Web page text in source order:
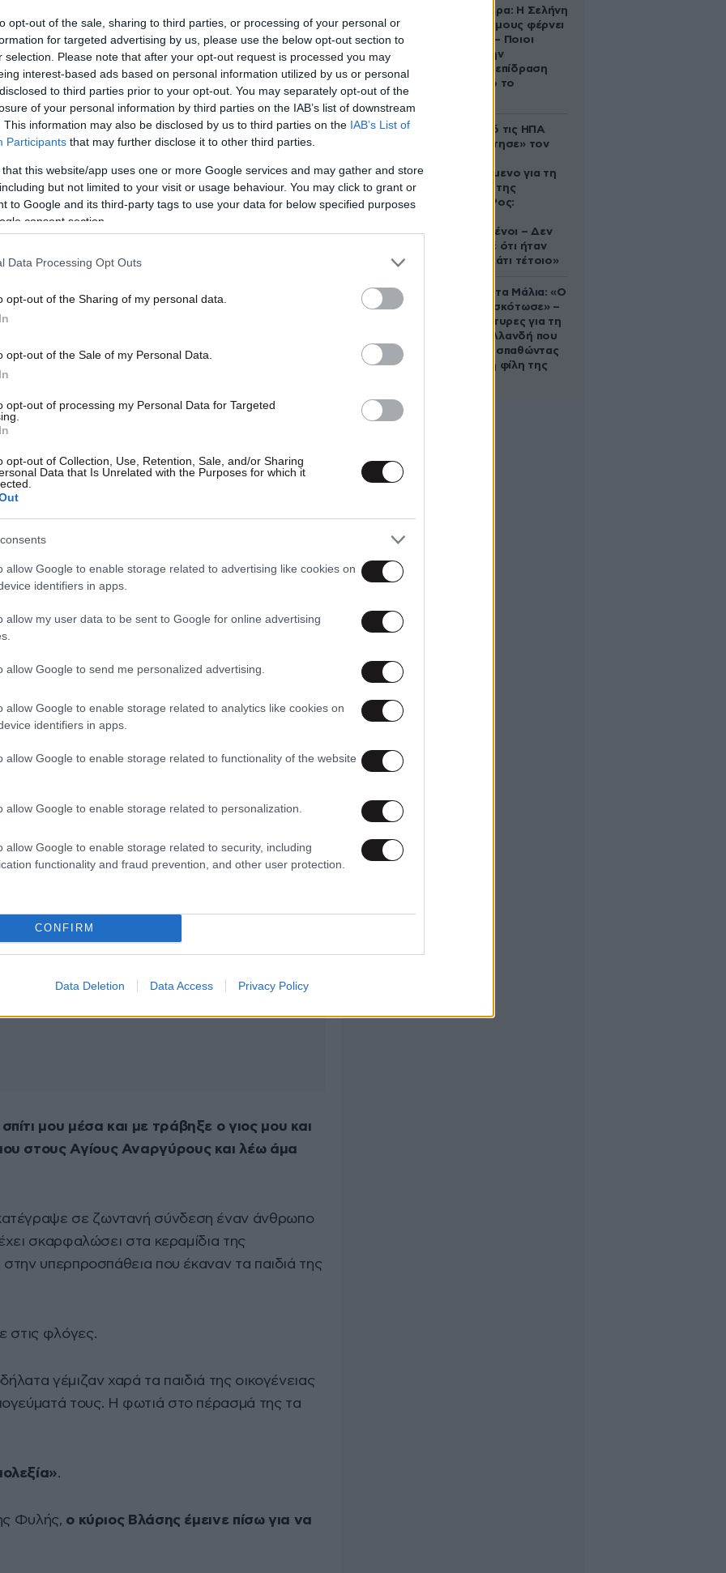
opt-out of the sale, sharing to third parties, or processing of your personal or
for targeted advertising by us, please use the below opt-out section to
selection. Please note that after your opt-out request is processed you may
interest-based ads based on personal information utilized by us or personal
to third parties prior to your opt-out. You may separately opt-out of the
of your personal information by third parties on the IAB’s list of downstream
This information may also be disclosed by us to third parties on the IAB’s List of
Participants that may further disclose it to other third parties.
that this website/app uses one or more Google services and may gather and store
but not limited to your visit or usage behaviour. You may click to grant or
to Google and its third-party tags to use your data for below specified purposes
consent section.
Data Processing Opt Outs
opt-out of the Sharing of my personal data.
opt-out of the Sale of my Personal Data.
opt-out of processing my Personal Data for Targeted
opt-out of Collection, Use, Retention, Sale, and/or Sharing
Data that Is Unrelated with the Purposes for which it
allow Google to enable storage related to advertising like cookies on
identifiers in apps.
allow my user data to be sent to Google for online advertising
allow Google to send me personalized advertising.
allow Google to enable storage related to analytics like cookies on
identifiers in apps.
allow Google to enable storage related to functionality of the website
allow Google to enable storage related to personalization.
allow Google to enable storage related to security, including
functionality and fraud prevention, and other user protection.
CONFIRM
Data Deletion Data Access Privacy Policy
στάχτη
σε σπίτι στη περιοχή της Φυλής που
των ανθρώπων που ζούσαν μέσα σε
δεν το έχω ξαναδεί. Τη φωτιά τη βάλανε
η κυρία Ελένη.
Η κυρία Ελένη δεν ήθελε να αποχωριστεί
όμως για χάρη του γιου της.
μου μέσα και με τράβηξε ο γιος μου και
στους Αγίους Αναργύρους και λέω άμα
σε ζωντανή σύνδεση έναν άνθρωπο
σκαρφαλώσει στα κεραμίδια της
στην υπερπροσπάθεια που έκαναν τα παιδιά της
στις φλόγες.
γέμιζαν χαρά τα παιδιά της οικογένειας
τους. Η φωτιά στο πέρασμά της τα
.
Φυλής, ο κύριος Βλάσης έμεινε πίσω για να
Ζώδια σήμερα: Η Σελήνη
στους Διδύμους φέρνει
ανατροπές – Ποιοι
δέχονται την
ευεργετική επίδραση
του Δία από το
Ζευγάρι από τις ΗΠΑ
που «υιοθέτησε» τον
κατηγορούμενο για τη
δολοφονία της
Ελίζαμπεθ Ρος:
συντετριμμένοι – Δεν
έδειξε ποτέ ότι ήταν
ικανός για κάτι τέτοιο»
Τραγωδία στα Μάλια: «Ο
πανικός τη σκότωσε» –
Τι λένε μάρτυρες για τη
42χρονη Ολλανδή που
πνίγηκε προσπαθώντας
να σώσει τη φίλη της